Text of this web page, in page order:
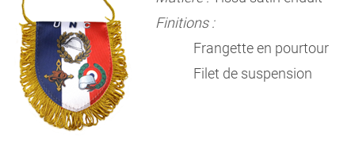
Finitions :
Frangette en pourtour
Filet de suspension